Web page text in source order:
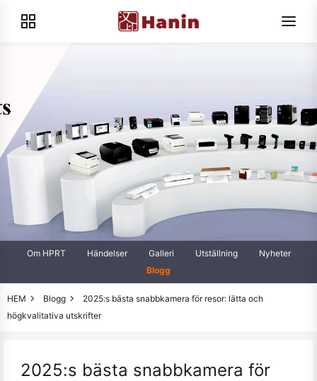
Om HPRT Händelser Galleri Utställning
Nyheter
Blogg
HEM Blogg
2025:s bästa snabbkamera för resor: lätta och
högkvalitativa utskrifter
2025:s bästa snabbkamera för